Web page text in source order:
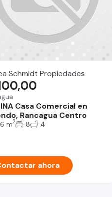
Schmidt Propiedades
Casa Comercial en
Rancagua Centro
m2 8 4
ahora